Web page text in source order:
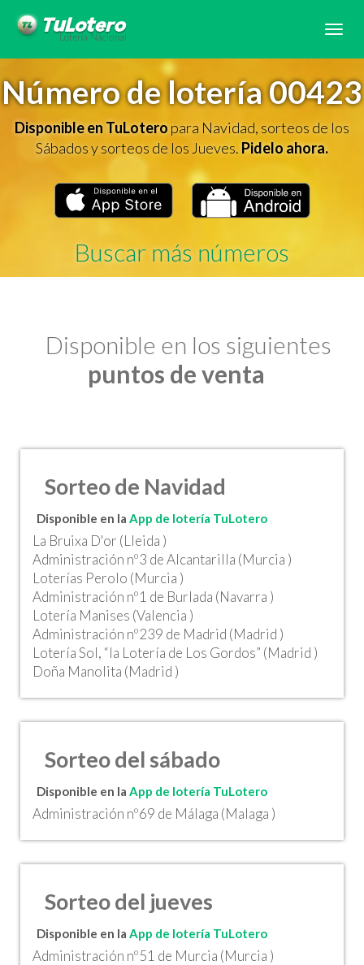
Número de lotería 00423
Disponible en TuLoteropara Navidad, sorteos de los
Sábados y sorteos de los Jueves.Pidelo ahora.
Buscar más números
Disponible en los siguientes
puntos de venta
Sorteo de Navidad
Disponible en la App de lotería TuLotero
La Bruixa D'or (Lleida )
Administración nº3 de Alcantarilla (Murcia )
Loterías Perolo (Murcia )
Administración nº1 de Burlada (Navarra )
Lotería Manises (Valencia )
Administración nº239 de Madrid (Madrid )
Lotería Sol, “la Lotería de Los Gordos” (Madrid )
Doña Manolita (Madrid )
Sorteo del sábado
Disponible en la App de lotería TuLotero
Administración nº69 de Málaga (Malaga )
Sorteo del jueves
Disponible en la App de lotería TuLotero
Administración nº51 de Murcia (Murcia )